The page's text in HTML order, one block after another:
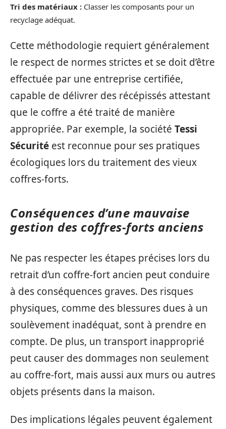
Tri des matériaux : Classer les composants pour un
recyclage adéquat.
Cette méthodologie requiert généralement
le respect de normes strictes et se doit d’être
effectuée par une entreprise certifiée,
capable de délivrer des récépissés attestant
que le coffre a été traité de manière
appropriée. Par exemple, la société Tessi
Sécurité est reconnue pour ses pratiques
écologiques lors du traitement des vieux
coffres-forts.
Conséquences d’une mauvaise
gestion des coffres-forts anciens
Ne pas respecter les étapes précises lors du
retrait d’un coffre-fort ancien peut conduire
à des conséquences graves. Des risques
physiques, comme des blessures dues à un
soulèvement inadéquat, sont à prendre en
compte. De plus, un transport inapproprié
peut causer des dommages non seulement
au coffre-fort, mais aussi aux murs ou autres
objets présents dans la maison.
Des implications légales peuvent également